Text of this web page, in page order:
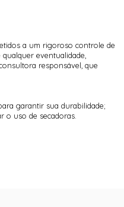
a um rigoroso controle de
eventualidade,
responsável, que
garantir sua durabilidade;
o uso de secadoras.